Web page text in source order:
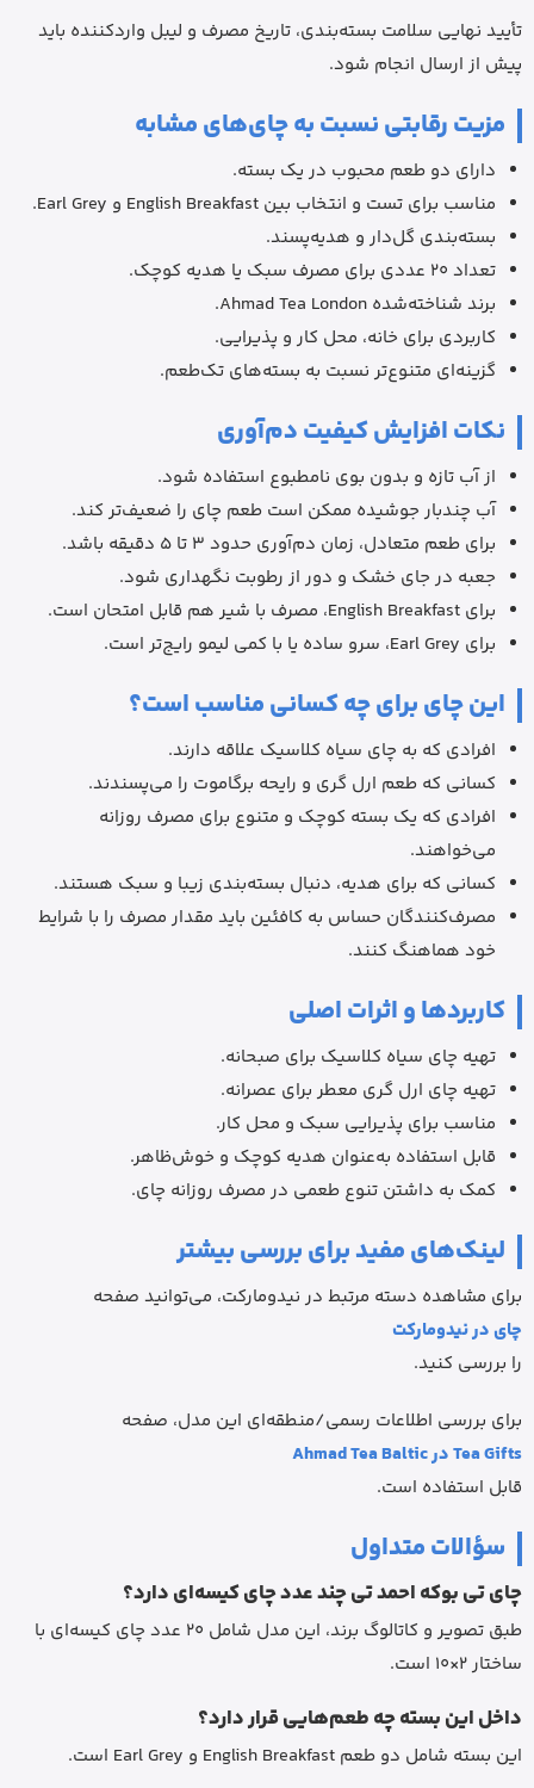
تأیید نهایی سلامت بسته‌بندی، تاریخ مصرف و لیبل واردکننده باید
پیش از ارسال انجام شود.
مزیت رقابتی نسبت به چای‌های مشابه
دارای دو طعم محبوب در یک بسته.
مناسب برای تست و انتخاب بین English Breakfast و Earl Grey.
بسته‌بندی گل‌دار و هدیه‌پسند.
تعداد 20 عددی برای مصرف سبک یا هدیه کوچک.
برند شناخته‌شده Ahmad Tea London.
کاربردی برای خانه، محل کار و پذیرایی.
گزینه‌ای متنوع‌تر نسبت به بسته‌های تک‌طعم.
نکات افزایش کیفیت دم‌آوری
از آب تازه و بدون بوی نامطبوع استفاده شود.
آب چندبار جوشیده ممکن است طعم چای را ضعیف‌تر کند.
برای طعم متعادل، زمان دم‌آوری حدود 3 تا 5 دقیقه باشد.
جعبه در جای خشک و دور از رطوبت نگهداری شود.
برای English Breakfast، مصرف با شیر هم قابل امتحان است.
برای Earl Grey، سرو ساده یا با کمی لیمو رایج‌تر است.
این چای برای چه کسانی مناسب است؟
افرادی که به چای سیاه کلاسیک علاقه دارند.
کسانی که طعم ارل گری و رایحه برگاموت را می‌پسندند.
افرادی که یک بسته کوچک و متنوع برای مصرف روزانه
می‌خواهند.
کسانی که برای هدیه، دنبال بسته‌بندی زیبا و سبک هستند.
مصرف‌کنندگان حساس به کافئین باید مقدار مصرف را با شرایط
خود هماهنگ کنند.
کاربردها و اثرات اصلی
تهیه چای سیاه کلاسیک برای صبحانه.
تهیه چای ارل گری معطر برای عصرانه.
مناسب برای پذیرایی سبک و محل کار.
قابل استفاده به‌عنوان هدیه کوچک و خوش‌ظاهر.
کمک به داشتن تنوع طعمی در مصرف روزانه چای.
لینک‌های مفید برای بررسی بیشتر
برای مشاهده دسته مرتبط در نیدومارکت، می‌توانید صفحه
چای در نیدومارکت
را بررسی کنید.
برای بررسی اطلاعات رسمی/منطقه‌ای این مدل، صفحه
Tea Gifts در Ahmad Tea Baltic
قابل استفاده است.
سؤالات متداول
چای تی بوکه احمد تی چند عدد چای کیسه‌ای دارد؟
طبق تصویر و کاتالوگ برند، این مدل شامل 20 عدد چای کیسه‌ای با
ساختار 2×10 است.
داخل این بسته چه طعم‌هایی قرار دارد؟
این بسته شامل دو طعم English Breakfast و Earl Grey است.